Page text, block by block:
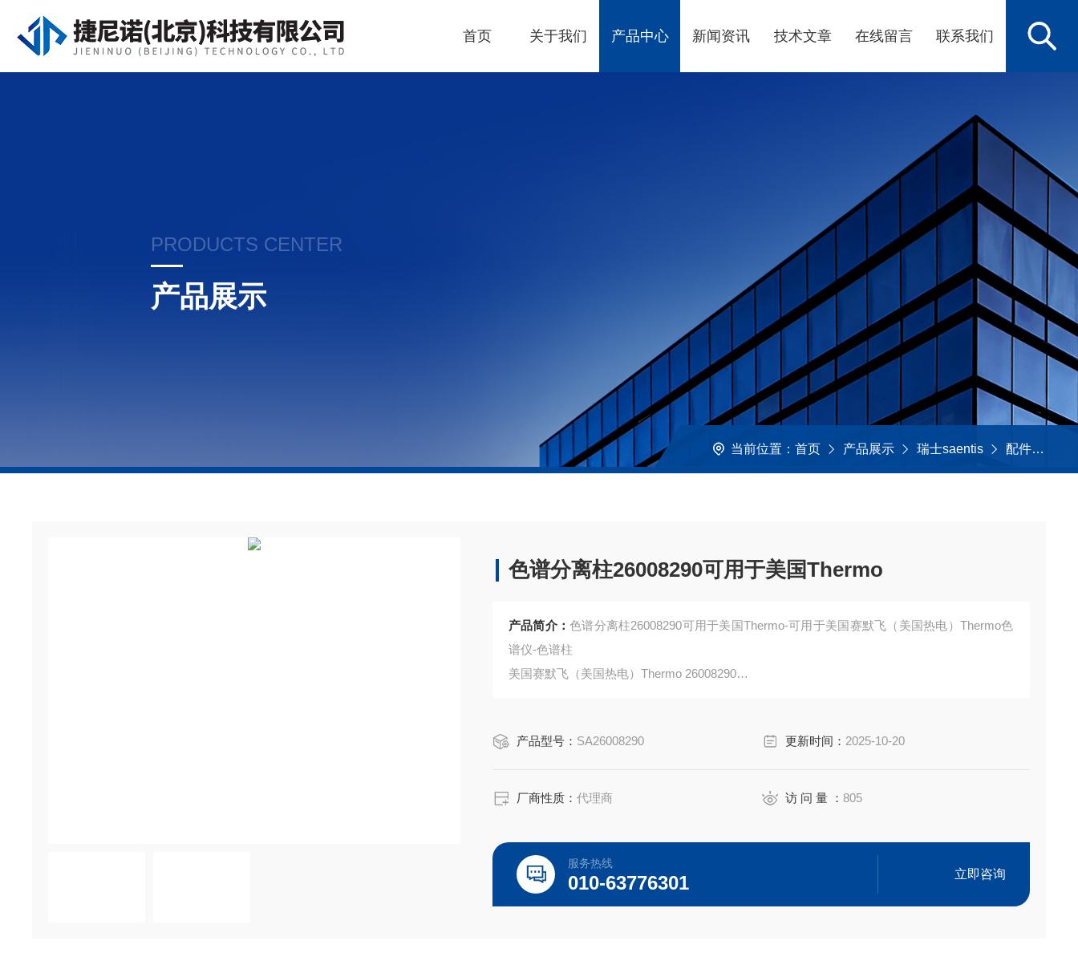
首页 关于我们 产品中心 新闻资讯 技术文章 在线留言 联系我们
PRODUCTS CENTER
产品展示
当前位置： 首页 产品展示 瑞士saentis 配件及工具
色谱分离柱26008290可用于美国Thermo
产品简介：色谱分离柱26008290可用于美国Thermo-可用于美国赛默飞（美国热电）Thermo色
谱仪-色谱柱
美国赛默飞（美国热电）Thermo 26008290
产品型号： SA26008290 更新时间： 2025-10-20
厂商性质：代理商 访 问 量 ：805
服务热线
010-63776301 立即咨询